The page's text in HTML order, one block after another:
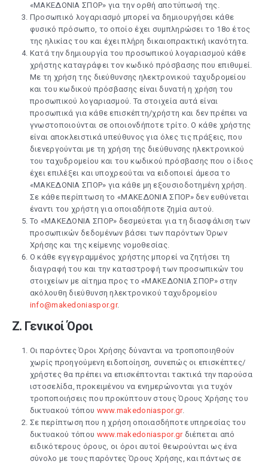
«ΜΑΚΕΔΟΝΙΑ ΣΠΟΡ» για την ορθή αποτύπωσή της.
Προσωπικό λογαριασμό μπορεί να δημιουργήσει κάθε
φυσικό πρόσωπο, το οποίο έχει συμπληρώσει το 18ο έτος
της ηλικίας του και έχει πλήρη δικαιοπρακτική ικανότητα.
Κατά την δημιουργία του προσωπικού λογαριασμού κάθε
χρήστης καταγράφει τον κωδικό πρόσβασης που επιθυμεί.
Με τη χρήση της διεύθυνσης ηλεκτρονικού ταχυδρομείου
και του κωδικού πρόσβασης είναι δυνατή η χρήση του
προσωπικού λογαριασμού. Τα στοιχεία αυτά είναι
προσωπικά για κάθε επισκέπτη/χρήστη και δεν πρέπει να
γνωστοποιούνται σε οποιονδήποτε τρίτο. Ο κάθε χρήστης
είναι αποκλειστικά υπεύθυνος για όλες τις πράξεις, που
διενεργούνται με τη χρήση της διεύθυνσης ηλεκτρονικού
του ταχυδρομείου και του κωδικού πρόσβασης που ο ίδιος
έχει επιλέξει και υποχρεούται να ειδοποιεί άμεσα το
«ΜΑΚΕΔΟΝΙΑ ΣΠΟΡ» για κάθε μη εξουσιοδοτημένη χρήση.
Σε κάθε περίπτωση το «ΜΑΚΕΔΟΝΙΑ ΣΠΟΡ» δεν ευθύνεται
έναντι του χρήστη για οποιαδήποτε ζημία αυτού.
Το «ΜΑΚΕΔΟΝΙΑ ΣΠΟΡ» δεσμεύεται για τη διασφάλιση των
προσωπικών δεδομένων βάσει των παρόντων Όρων
Χρήσης και της κείμενης νομοθεσίας.
Ο κάθε εγγεγραμμένος χρήστης μπορεί να ζητήσει τη
διαγραφή του και την καταστροφή των προσωπικών του
στοιχείων με αίτημα προς το «ΜΑΚΕΔΟΝΙΑ ΣΠΟΡ» στην
ακόλουθη διεύθυνση ηλεκτρονικού ταχυδρομείου
info@makedoniaspor.gr.
Ζ. Γενικοί Όροι
Οι παρόντες Όροι Χρήσης δύνανται να τροποποιηθούν
χωρίς προηγούμενη ειδοποίηση, συνεπώς οι επισκέπτες/
χρήστες θα πρέπει να επισκέπτονται τακτικά την παρούσα
ιστοσελίδα, προκειμένου να ενημερώνονται για τυχόν
τροποποιήσεις που προκύπτουν στους Όρους Χρήσης του
δικτυακού τόπου www.makedoniaspor.gr.
Σε περίπτωση που η χρήση οποιασδήποτε υπηρεσίας του
δικτυακού τόπου www.makedoniaspor.grδιέπεται από
ειδικότερους όρους, οι όροι αυτοί θεωρούνται ως ένα
σύνολο με τους παρόντες Όρους Χρήσης, και πάντως σε